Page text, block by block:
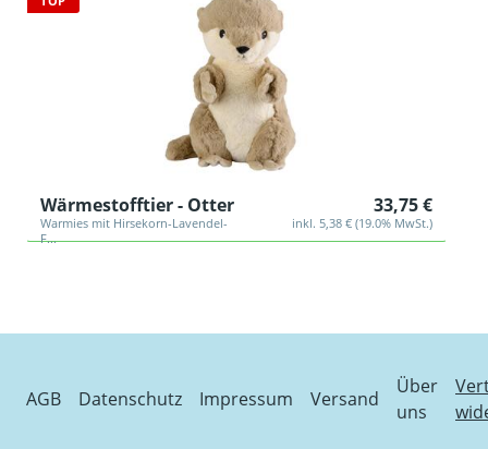
Wärmestofftier - Otter
Warmies mit Hirsekorn-Lavendel-
F...
33,75 €
inkl. 5,38 € (19.0% MwSt.)
AGB Datenschutz Impressum Versand
Über
uns